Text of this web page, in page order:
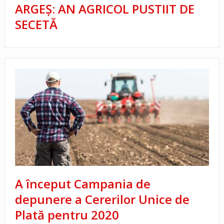
ARGEŞ: AN AGRICOL PUSTIIT DE
SECETĂ
A început Campania de
depunere a Cererilor Unice de
Plată pentru 2020